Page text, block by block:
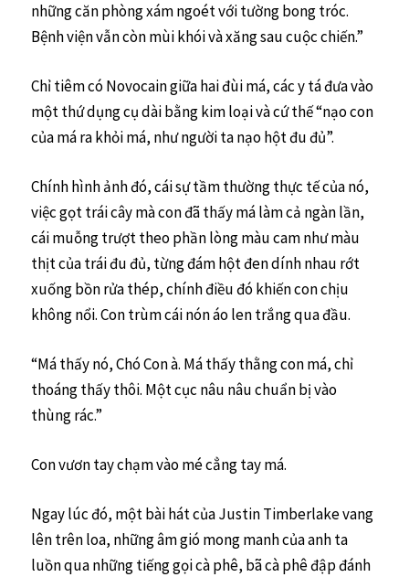
những căn phòng xám ngoét với tường bong tróc.
Bệnh viện vẫn còn mùi khói và xăng sau cuộc chiến.”
Chỉ tiêm có Novocain giữa hai đùi má, các y tá đưa vào
một thứ dụng cụ dài bằng kim loại và cứ thế “nạo con
của má ra khỏi má, như người ta nạo hột đu đủ”.
Chính hình ảnh đó, cái sự tầm thường thực tế của nó,
việc gọt trái cây mà con đã thấy má làm cả ngàn lần,
cái muỗng trượt theo phần lòng màu cam như màu
thịt của trái đu đủ, từng đám hột đen dính nhau rớt
xuống bồn rửa thép, chính điều đó khiến con chịu
không nổi. Con trùm cái nón áo len trắng qua đầu.
“Má thấy nó, Chó Con à. Má thấy thằng con má, chỉ
thoáng thấy thôi. Một cục nâu nâu chuẩn bị vào
thùng rác.”
Con vươn tay chạm vào mé cẳng tay má.
Ngay lúc đó, một bài hát của Justin Timberlake vang
lên trên loa, những âm gió mong manh của anh ta
luồn qua những tiếng gọi cà phê, bã cà phê đập đánh